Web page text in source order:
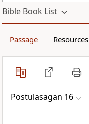
Bible Book List
Passage Resources
Postulasagan 16